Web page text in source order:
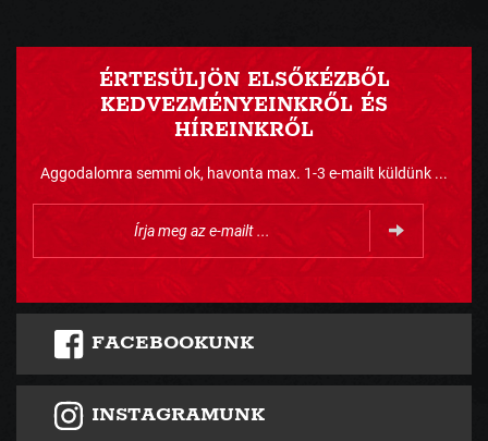
ÉRTESÜLJÖN ELSŐKÉZBŐL
KEDVEZMÉNYEINKRŐL ÉS
HÍREINKRŐL
Aggodalomra semmi ok, havonta max. 1-3 e-mailt küldünk ...
FACEBOOKUNK
INSTAGRAMUNK